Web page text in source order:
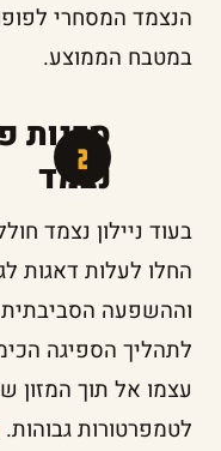
הנצמד המסחרי
במטבח הממוצע.
סכנות
נצמד
בעוד ניילון נצמד
החלו לעלות דאגות
וההשפעה
לתהליך הספיגה
עצמו אל תוך המזון
לטמפרטורות גבוהות.